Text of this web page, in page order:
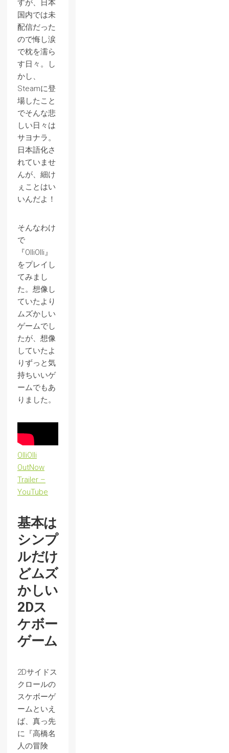
すが、日本
国内では未
配信だった
ので悔し涙
で枕を濡ら
す日々。し
かし、
Steamに登
場したこと
でそんな悲
しい日々は
サヨナラ。
日本語化さ
れていませ
んが、細け
ぇことはい
いんだよ！
そんなわけ
で
『OlliOlli』
をプレイし
てみまし
た。想像し
ていたより
ムズかしい
ゲームでし
たが、想像
していたよ
りずっと気
持ちいいゲ
ームでもあ
りました。
OlliOlli
OutNow
Trailer –
YouTube
基本は
シンプ
ルだけ
どムズ
かしい
2Dス
ケボー
ゲーム
2Dサイドス
クロールの
スケボーゲ
ームといえ
ば、真っ先
に『高橋名
人の冒険